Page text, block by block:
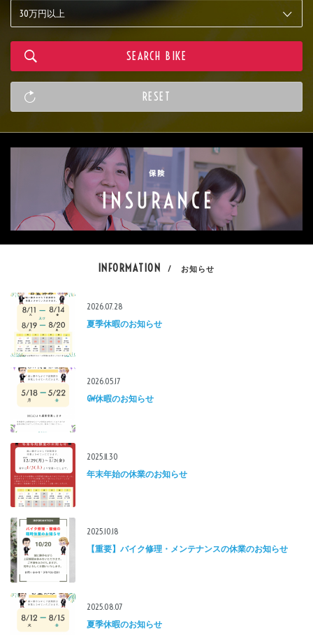
INFORMATION / お知らせ
2026.07.28
夏季休暇のお知らせ
2026.05.17
GW休暇のお知らせ
2025.11.30
年末年始の休業のお知らせ
2025.10.18
【重要】バイク修理・メンテナンスの休業のお知らせ
2025.08.07
夏季休暇のお知らせ